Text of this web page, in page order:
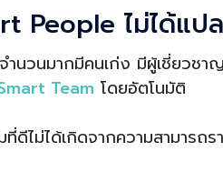
People ไม่ได้แป
ำนวนมากมีคนเก่ง มีผู้เชี่ยวช
Team โดยอัตโนมัติ
ที่ดีไม่ได้เกิดจากความสามาร